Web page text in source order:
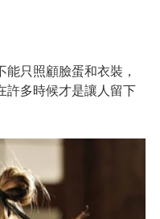
只照顧臉蛋和衣裝，
許多時候才是讓人留下